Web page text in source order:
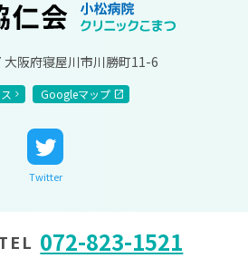
大阪府寝屋川市川勝町11-6
Googleマップ
Twitter
072-823-1521